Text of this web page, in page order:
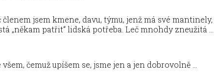
členem jsem kmene, davu, týmu, jenž má své mantinely,
„někam patřit“ lidská potřeba. Leč mnohdy zneužitá …
všem, čemuž upíšem se, jsme jen a jen dobrovolně …